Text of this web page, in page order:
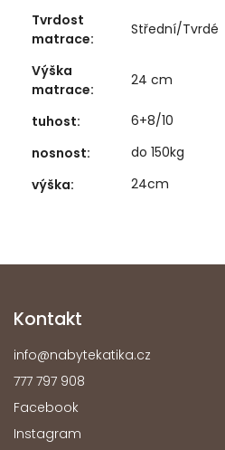
Tvrdost
matrace:
Střední/Tvrdé
Výška
matrace:
24 cm
tuhost:
6+8/10
nosnost:
do 150kg
výška: 24cm
Kontakt
info@nabytekatika.cz
777 797 908
Facebook
Instagram